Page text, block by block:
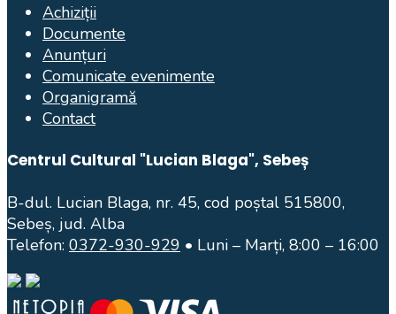
Achiziții
Documente
Anunțuri
Comunicate evenimente
Organigramă
Contact
Centrul Cultural "Lucian Blaga", Sebeș
B-dul. Lucian Blaga, nr. 45, cod poștal 515800,
Sebeș, jud. Alba
Telefon: 0372-930-929 • Luni – Marți, 8:00 – 16:00